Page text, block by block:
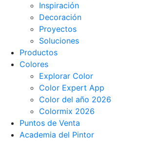
Inspiración
Decoración
Proyectos
Soluciones
Productos
Colores
Explorar Color
Color Expert App
Color del año 2026
Colormix 2026
Puntos de Venta
Academia del Pintor